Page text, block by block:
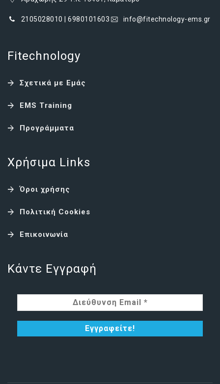
2105028010 | 6980101603 info@fitechnology-ems.gr
Fitechnology
Σχετικά με Εμάς
EMS Training
Προγράμματα
Χρήσιμα Links
Όροι χρήσης
Πολιτική Cookies
Επικοινωνία
Κάντε Εγγραφή